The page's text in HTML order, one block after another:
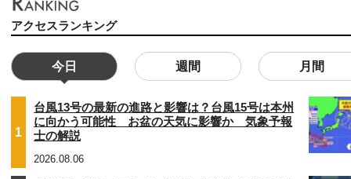
アクセスランキング
今日 週間 月間
1
台風13号の最新の進路と影響は？台風15号は本州
に向かう可能性 お盆の天気に影響か 気象予報
士の解説
2026.08.06